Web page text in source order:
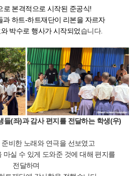
로 본격적으로 시작된 준공식!
과 하트-하트재단이 리본을 자르자
박수로 행사가 시작되었습니다.
들(좌)과 감사 편지를 전달하는 학생(우)
비한 노래와 연극을 선보였고
마실 수 있게 도와준 것에 대해 편지를
전달하며